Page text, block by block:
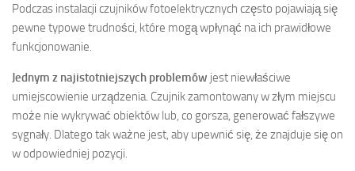
Podczas instalacji czujników fotoelektrycznych często pojawiają się
pewne typowe trudności, które mogą wpłynąć na ich prawidłowe
funkcjonowanie.
Jednym z najistotniejszych problemów jest niewłaściwe
umiejscowienie urządzenia. Czujnik zamontowany w złym miejscu
może nie wykrywać obiektów lub, co gorsza, generować fałszywe
sygnały. Dlatego tak ważne jest, aby upewnić się, że znajduje się on
w odpowiedniej pozycji.